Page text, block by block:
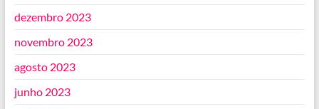
dezembro 2023
novembro 2023
agosto 2023
junho 2023